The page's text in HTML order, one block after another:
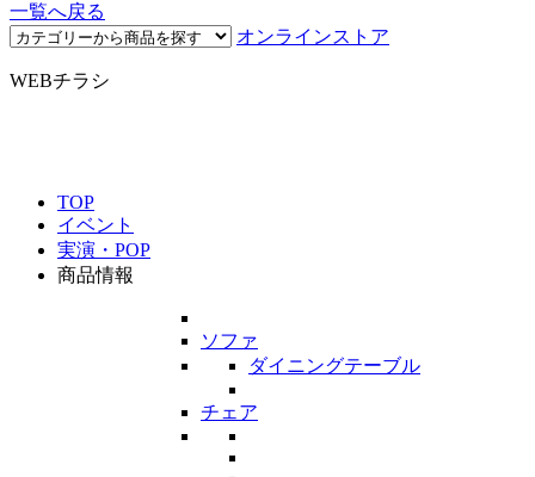
一覧へ戻る
オンラインストア
WEBチラシ
TOP
イベント
実演・POP
商品情報
ソファ
ダイニングテーブル
チェア